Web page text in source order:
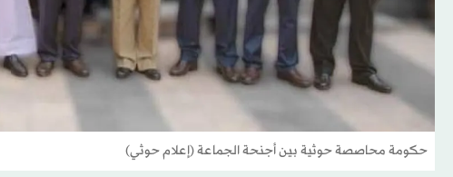
حكومة محاصصة حوثية بين أجنحة الجماعة (إعلام حوثي)